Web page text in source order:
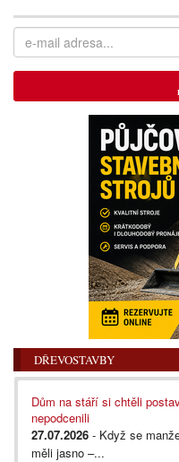
DŘEVOSTAVBY
Dům na stáří si chtěli
nepodcenili
27.07.2026 - Když se
měli jasno –...